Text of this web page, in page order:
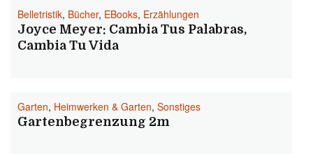
Belletristik, Bücher, EBooks, Erzählungen
Joyce Meyer: Cambia Tus Palabras,
Cambia Tu Vida
Garten, Heimwerken & Garten, Sonstiges
Gartenbegrenzung 2m